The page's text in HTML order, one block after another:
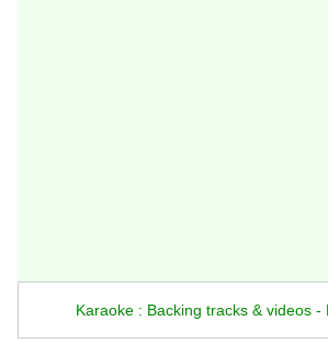
Karaoke : Backing tracks & videos -